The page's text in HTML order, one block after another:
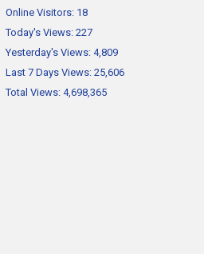
Online Visitors: 18
Today's Views: 227
Yesterday's Views: 4,809
Last 7 Days Views: 25,606
Total Views: 4,698,365